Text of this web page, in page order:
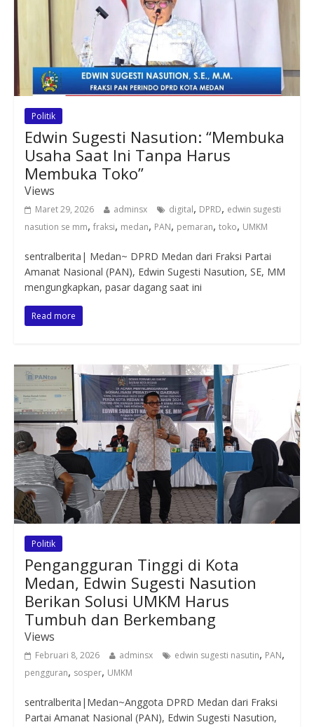
Politik
Edwin Sugesti Nasution: “Membuka
Usaha Saat Ini Tanpa Harus
Membuka Toko”
Views
Maret 29, 2026 adminsx digital, DPRD, edwin sugesti
nasution se mm, fraksi, medan, PAN, pemaran, toko, UMKM
sentralberita| Medan~ DPRD Medan dari Fraksi Partai
Amanat Nasional (PAN), Edwin Sugesti Nasution, SE, MM
mengungkapkan, pasar dagang saat ini
Read more
Politik
Pengangguran Tinggi di Kota
Medan, Edwin Sugesti Nasution
Berikan Solusi UMKM Harus
Tumbuh dan Berkembang
Views
Februari 8, 2026 adminsx edwin sugesti nasutin, PAN,
pengguran, sosper, UMKM
sentralberita|Medan~Anggota DPRD Medan dari Fraksi
Partai Amanat Nasional (PAN), Edwin Sugesti Nasution,